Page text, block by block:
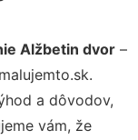
Alžbetin dvor –
a dôvodov,
vám, že